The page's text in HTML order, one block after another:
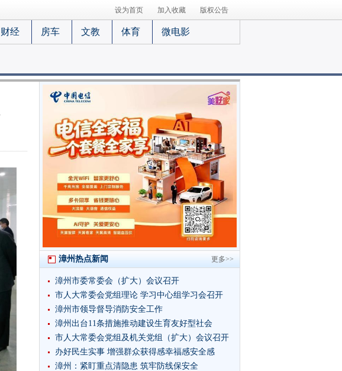
设为首页 加入收藏 版权公告
财经 房车 文教 体育 微电影
更多>>
漳州热点新闻
漳州市委常委会（扩大）会议召开
市人大常委会党组理论 学习中心组学习会召开
漳州市领导督导消防安全工作
漳州出台11条措施推动建设生育友好型社会
市人大常委会党组及机关党组（扩大）会议召开
办好民生实事 增强群众获得感幸福感安全感
漳州：紧盯重点清隐患 筑牢防线保安全